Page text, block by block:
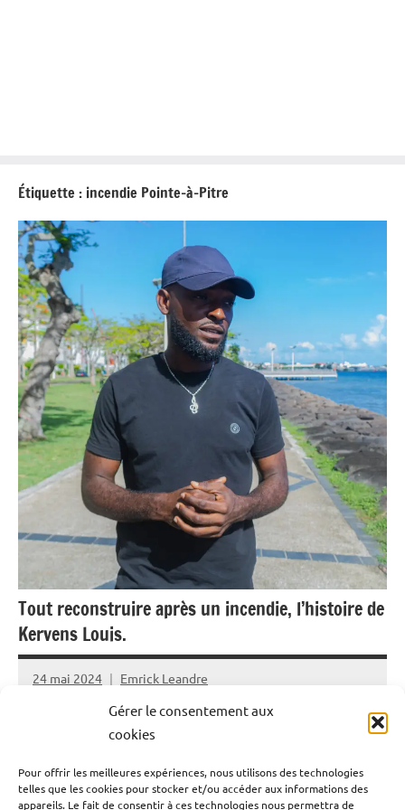
Gérer le consentement aux
cookies
Pour offrir les meilleures expériences, nous utilisons des technologies
telles que les cookies pour stocker et/ou accéder aux informations des
appareils. Le fait de consentir à ces technologies nous permettra de
Étiquette : incendie Pointe-à-Pitre
Tout reconstruire après un incendie, l’histoire de
Kervens Louis.
24 mai 2024 Emrick Leandre
Le dimanche 5 mai 2024, un incendie est déclaré à la rue
l’intervention des pompiers, six bâtiments sont détruits
et de soldats du feu son blessés. Kervens Louis, un